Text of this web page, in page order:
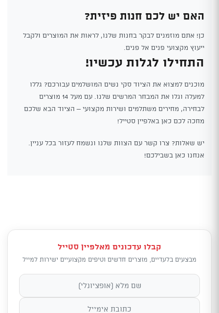
האם יש לכם חנות פיזית?
כן! אתם מוזמנים לבקר בחנות שלנו, לראות את המוצרים ולקבל
ייעוץ מקצועי פנים אל פנים.
התחילו לגלות עכשיו!
מוכנים למצוא את הציוד סקי נשים המושלמים עבורכם? גללו
למעלה וגלו את המבחר המרשים שלנו. עם מעל 14 מוצרים
לבחירה, מחירים משתלמים ושירות מקצועי – הציוד הבא שלכם
מחכה לכם כאן באלפיין סטייל!
יש שאלות? צרו קשר עם הצוות שלנו ונשמח לעזור בכל עניין.
אנחנו כאן בשבילכם!
קבלו עדכונים מאלפיין סטייל
מבצעים בלעדיים, מוצרים חדשים וטיפים מקצועיים ישירות למייל